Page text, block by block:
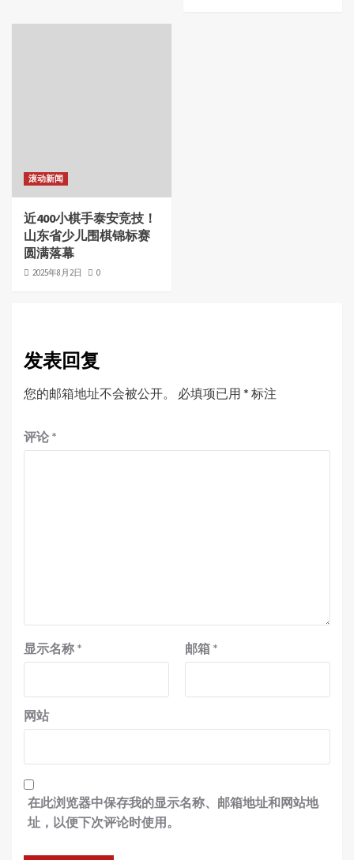
滚动新闻
近400小棋手泰安竞技！
山东省少儿围棋锦标赛
圆满落幕
2025年8月2日 0
发表回复
您的邮箱地址不会被公开。 必填项已用 * 标注
评论 *
显示名称 * 邮箱 *
网站
在此浏览器中保存我的显示名称、邮箱地址和网站地
址，以便下次评论时使用。